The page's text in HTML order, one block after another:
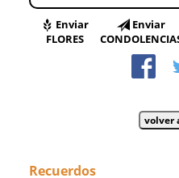
Enviar
FLORES
Enviar
Recuerdos